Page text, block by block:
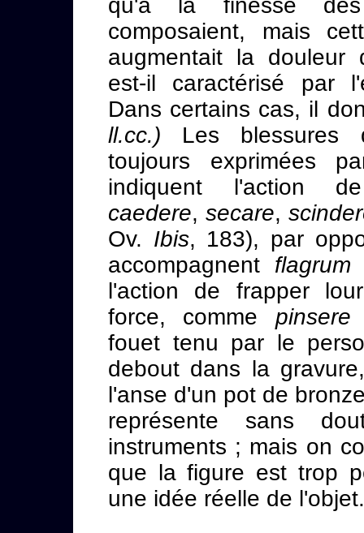
qu'à la finesse
composaient, mais
augmentait la douleur
est-il caractérisé par
Dans certains cas, il
ll.cc.) Les blessures
toujours exprimées
indiquent l'action
caedere, secare,
Ov. Ibis, 183), par
accompagnent
l'action de frapper
force, comme
fouet tenu par le
debout dans la
l'anse d'un pot de
représente sans
instruments ; mais on
que la figure est trop
une idée réelle de l'objet.